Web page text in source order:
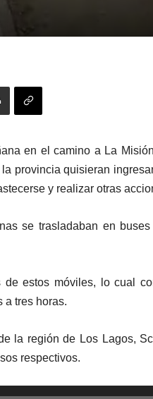
en el camino a La
provincia quisieran
y realizar otras
se trasladaban en
estos móviles, lo cual
a tres horas.
la región de Los Lagos,
respectivos.